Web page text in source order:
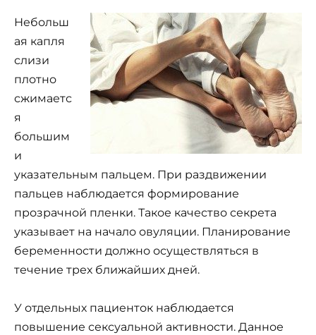
Небольш
ая капля
слизи
плотно
сжимаетс
я
большим
и
указательным пальцем. При раздвижении
пальцев наблюдается формирование
прозрачной пленки. Такое качество секрета
указывает на начало овуляции. Планирование
беременности должно осуществляться в
течение трех ближайших дней.
У отдельных пациенток наблюдается
повышение сексуальной активности. Данное